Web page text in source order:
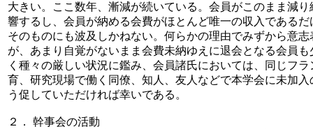
大きい。ここ数年、漸減が続いている。会員がこのまま減
響するし、会員が納める会費がほとんど唯一の収入である
そのものにも波及しかねない。何らかの理由でみずから意
が、あまり自覚がないまま会費未納ゆえに退会となる会員
く種々の厳しい状況に鑑み、会員諸氏においては、同じフ
育、研究現場で働く同僚、知人、友人などで本学会に未加
う促していただければ幸いである。
２． 幹事会の活動